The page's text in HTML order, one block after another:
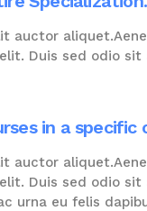
auctor
Duis sed odio
in a specific
auctor
Duis sed odio
urna eu felis